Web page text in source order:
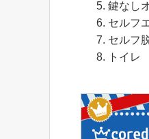
鍵なし
セルフ
セルフ
トイレ